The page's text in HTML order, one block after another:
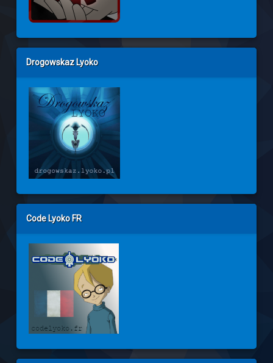
Drogowskaz Lyoko
Code Lyoko FR